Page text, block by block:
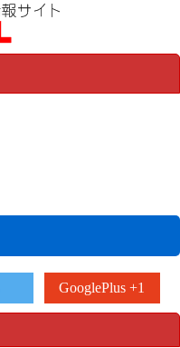
GooglePlus +1